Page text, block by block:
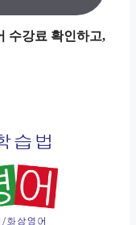
수강료 확인하고,